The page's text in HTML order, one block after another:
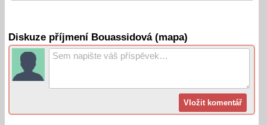
Diskuze příjmení Bouassidová (mapa)